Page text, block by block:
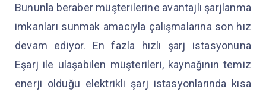
Bununla beraber müşterilerine avantajlı şarjlanma
imkanları sunmak amacıyla çalışmalarına son hız
devam ediyor. En fazla hızlı şarj istasyonuna
Eşarj ile ulaşabilen müşterileri, kaynağının temiz
enerji olduğu elektrikli şarj istasyonlarında kısa